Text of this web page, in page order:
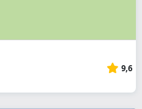
9,6